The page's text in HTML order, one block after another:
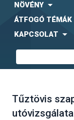
NÖVÉNY
ÁTFOGÓ TÉMÁK
KAPCSOLAT
Tűztövis